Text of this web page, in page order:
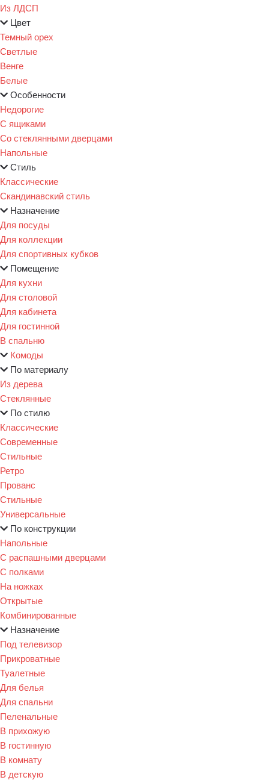
Из ЛДСП
Цвет
Темный орех
Светлые
Венге
Белые
Особенности
Недорогие
С ящиками
Со стеклянными дверцами
Напольные
Стиль
Классические
Скандинавский стиль
Назначение
Для посуды
Для коллекции
Для спортивных кубков
Помещение
Для кухни
Для столовой
Для кабинета
Для гостинной
В спальню
Комоды
По материалу
Из дерева
Стеклянные
По стилю
Классические
Современные
Стильные
Ретро
Прованс
Стильные
Универсальные
По конструкции
Напольные
С распашными дверцами
С полками
На ножках
Открытые
Комбинированные
Назначение
Под телевизор
Прикроватные
Туалетные
Для белья
Для спальни
Пеленальные
В прихожую
В гостинную
В комнату
В детскую